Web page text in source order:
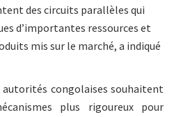
des circuits parallèles qui
d’importantes ressources et
mis sur le marché, a indiqué
congolaises souhaitent
plus rigoureux pour